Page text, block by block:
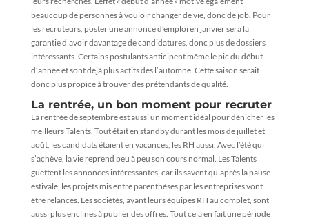
beaucoup de personnes à vouloir changer de vie, donc de job. Pour
les recruteurs, poster une annonce d’emploi en janvier sera la
garantie d’avoir davantage de candidatures, donc plus de dossiers
intéressants. Certains postulants anticipent même le pic du début
d’année et sont déjà plus actifs dès l’automne. Cette saison serait
donc plus propice à trouver des prétendants de qualité.
La rentrée, un bon moment pour recruter
La rentrée de septembre est aussi un moment idéal pour dénicher les
meilleurs Talents. Tout était en standby durant les mois de juillet et
août, les candidats étaient en vacances, les RH aussi. Avec l’été qui
s’achève, la vie reprend peu à peu son cours normal. Les Talents
guettent les annonces intéressantes, car ils savent qu’après la pause
estivale, les projets mis entre parenthèses par les entreprises vont
être relancés. Les sociétés, ayant leurs équipes RH au complet, sont
aussi plus enclines à publier des offres. Tout cela en fait une période